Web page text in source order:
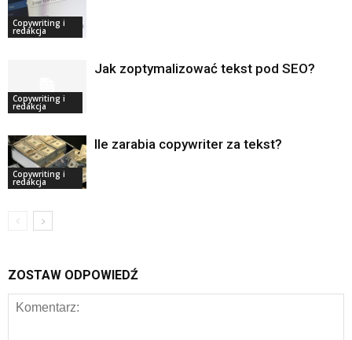
Copywriting i
redakcja
Copywriting i
redakcja
Jak zoptymalizować tekst pod SEO?
Copywriting i
redakcja
Ile zarabia copywriter za tekst?
ZOSTAW ODPOWIEDŹ